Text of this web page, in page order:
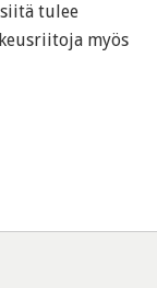
tulee
myös